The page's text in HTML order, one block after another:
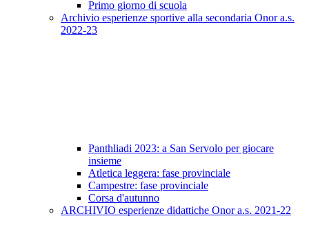
Primo giorno di scuola
Archivio esperienze sportive alla secondaria Onor a.s.
2022-23
Panthliadi 2023: a San Servolo per giocare
insieme
Atletica leggera: fase provinciale
Campestre: fase provinciale
Corsa d'autunno
ARCHIVIO esperienze didattiche Onor a.s. 2021-22